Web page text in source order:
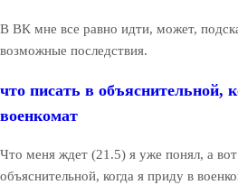
В ВК мне все равно идти, может,
возможные последствия.
что писать в объяснительной,
военкомат
Что меня ждет (21.5) я уже понял, а
объяснительной, когда я приду в